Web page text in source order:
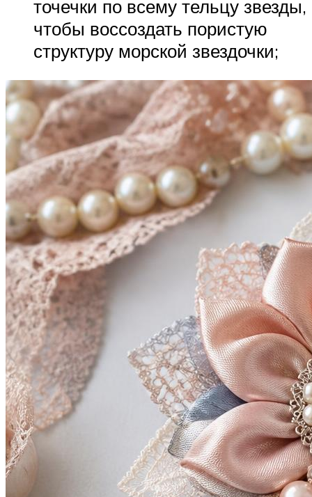
точечки по всему тельцу звезды,
чтобы воссоздать пористую
структуру морской звездочки;